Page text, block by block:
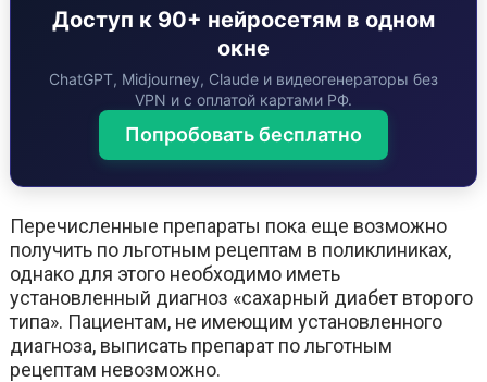
Доступ к 90+ нейросетям в одном
окне
ChatGPT, Midjourney, Claude и видеогенераторы без
VPN и с оплатой картами РФ.
Попробовать бесплатно
Перечисленные препараты пока еще возможно
получить по льготным рецептам в поликлиниках,
однако для этого необходимо иметь
установленный диагноз «сахарный диабет второго
типа». Пациентам, не имеющим установленного
диагноза, выписать препарат по льготным
рецептам невозможно.